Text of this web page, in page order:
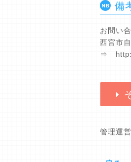
備
お問い
西宮市
⇒ http://
管理運